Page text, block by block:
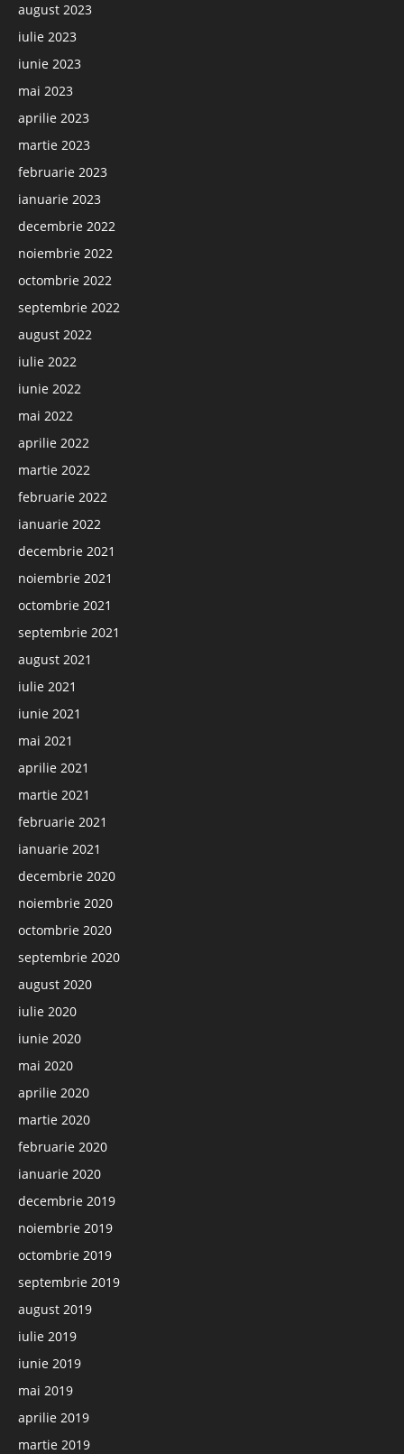
august 2023
iulie 2023
iunie 2023
mai 2023
aprilie 2023
martie 2023
februarie 2023
ianuarie 2023
decembrie 2022
noiembrie 2022
octombrie 2022
septembrie 2022
august 2022
iulie 2022
iunie 2022
mai 2022
aprilie 2022
martie 2022
februarie 2022
ianuarie 2022
decembrie 2021
noiembrie 2021
octombrie 2021
septembrie 2021
august 2021
iulie 2021
iunie 2021
mai 2021
aprilie 2021
martie 2021
februarie 2021
ianuarie 2021
decembrie 2020
noiembrie 2020
octombrie 2020
septembrie 2020
august 2020
iulie 2020
iunie 2020
mai 2020
aprilie 2020
martie 2020
februarie 2020
ianuarie 2020
decembrie 2019
noiembrie 2019
octombrie 2019
septembrie 2019
august 2019
iulie 2019
iunie 2019
mai 2019
aprilie 2019
martie 2019